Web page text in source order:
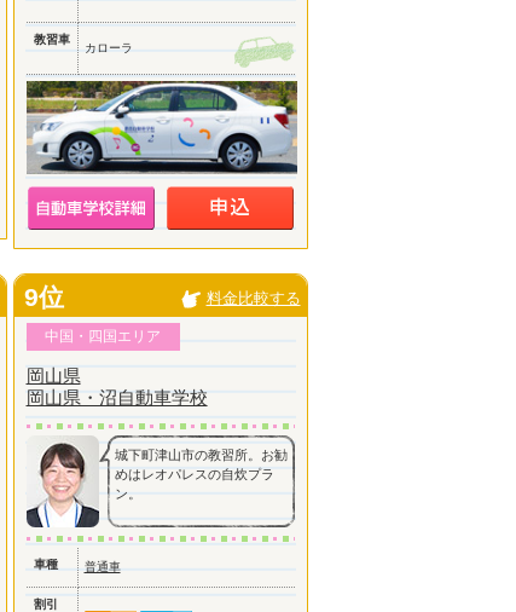
教習車
カローラ
9位 料金比較する
中国・四国エリア
岡山県
岡山県・沼自動車学校
城下町津山市の教習所。お勧
めはレオパレスの自炊プラ
ン。
車種 普通車
割引